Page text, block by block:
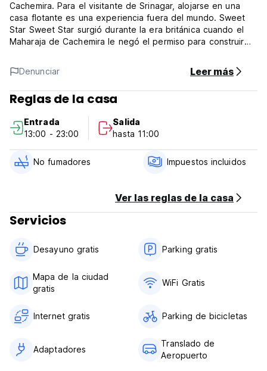
Cachemira. Para el visitante de Srinagar, alojarse en una
casa flotante es una experiencia fuera del mundo. Sweet
Star Sweet Star surgió durante la era británica cuando el
Maharaja de Cachemira le negó el permiso para construir
agua, viviendo en casas de casa adornadas. El estilo
apenas ha cambiado desde la primera casa flotante
construida por el Sr. Conard en 1888 justo hasta los botes
que se construyen hoy y desde entonces la casa flotante
ganó el aclamación mundial.
Si sus sueños incluyen una estadía en una casa flotante en
Cachemira, los martines pescadores se lanzan entre el loto
floreciente y las montañas nevadas que bordean el
y oro, entonces imagínense en el río Jehlum. (Auto-
Denunciar Leer más
Reglas de la casa
Entrada
13:00 - 23:00
Salida
hasta 11:00
No fumadores Impuestos incluidos
Ver las reglas de la casa
Servicios
Desayuno gratis Parking gratis
Mapa de la ciudad
gratis
WiFi Gratis
Internet gratis Parking de bicicletas
Adaptadores
Translado de
Aeropuerto